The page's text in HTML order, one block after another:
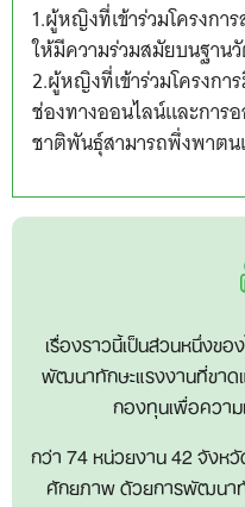
1.ผู้หญิงที่เข้าร่วมโครงก
ให้มีความร่วมสมัยบนฐา
2.ผู้หญิงที่เข้าร่วมโครงกา
ช่องทางออนไลน์และการ
ชาติพันธุ์สามารถพึ่งพาตน
เรื่องราวนี้เป็นส่วนหนึ่งข
พัฒนาทักษะแรงงานที่ขาด
กองทุนเพื่อควา
กว่า 74 หน่วยงาน 42 จังห
ศักยภาพ ด้วยการพัฒนา